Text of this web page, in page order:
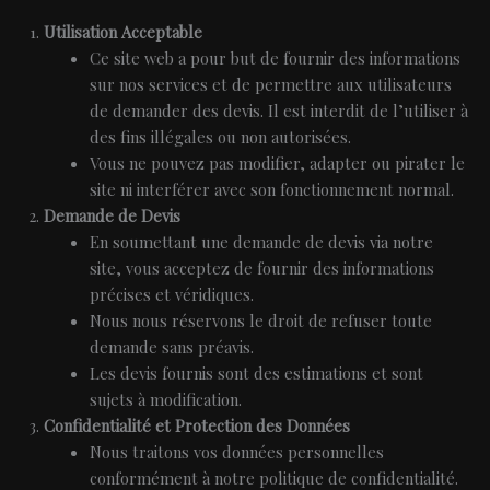
Utilisation Acceptable
Ce site web a pour but de fournir des informations
sur nos services et de permettre aux utilisateurs
de demander des devis. Il est interdit de l’utiliser à
des fins illégales ou non autorisées.
Vous ne pouvez pas modifier, adapter ou pirater le
site ni interférer avec son fonctionnement normal.
Demande de Devis
En soumettant une demande de devis via notre
site, vous acceptez de fournir des informations
précises et véridiques.
Nous nous réservons le droit de refuser toute
demande sans préavis.
Les devis fournis sont des estimations et sont
sujets à modification.
Confidentialité et Protection des Données
Nous traitons vos données personnelles
conformément à notre politique de confidentialité.